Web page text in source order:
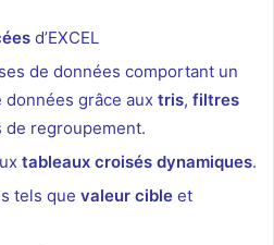
d’EXCEL
de données comportant un
grâce aux tris, filtres
de regroupement.
tableaux croisés dynamiques.
tels que valeur cible et